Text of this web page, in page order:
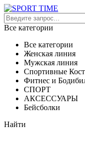
Все категории
Все категории
Женская линия
Мужская линия
Спортивные
Фитнес и
СПОРТ
АКСЕССУАРЫ
Бейсболки
Найти